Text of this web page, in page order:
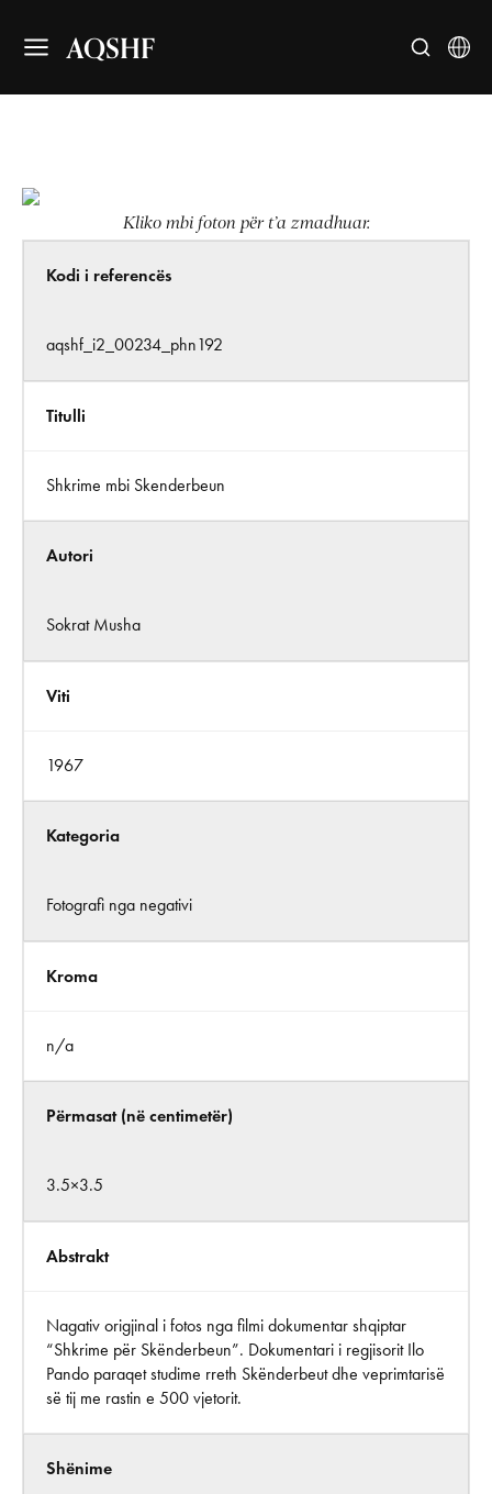
AQSHF
Kliko mbi foton për t’a zmadhuar.
Kodi i referencës
aqshf_i2_00234_phn192
Titulli
Shkrime mbi Skenderbeun
Autori
Sokrat Musha
Viti
1967
Kategoria
Fotografi nga negativi
Kroma
n/a
Përmasat (në centimetër)
3.5×3.5
Abstrakt
Nagativ origjinal i fotos nga filmi dokumentar shqiptar
“Shkrime për Skënderbeun”. Dokumentari i regjisorit Ilo
Pando paraqet studime rreth Skënderbeut dhe veprimtarisë
së tij me rastin e 500 vjetorit.
Shënime